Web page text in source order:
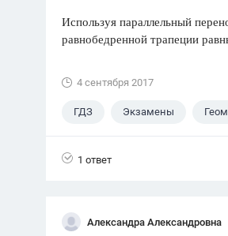
Используя параллельный
равнобедренной трапеции
4 сентября 2017
ГДЗ Экзамены
1 ответ
Александра Александровна